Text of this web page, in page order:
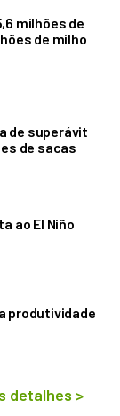
milhões de
de milho
de superávit
de sacas
ao El Niño
produtividade
detalhes >